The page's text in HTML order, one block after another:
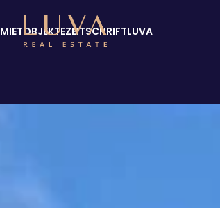
MIETOBJEKTEZEITSCHRIFTLUVA